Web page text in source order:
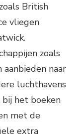
British
vliegen
zoals
aanbieden naar
luchthavens
het boeken
met de
extra